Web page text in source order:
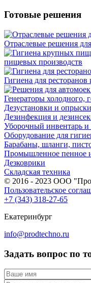
Готовые решения
Отраслевые решения
пищевых производств
Гигиена для
Генераторы холодного,
Дезустановки и
Дезинфекция и
Уборочный инвентарь и
Оборудование для
Барабаны, шланги,
Промышленное пенное
Дезковрики
Складская техника
© 2016 - 2023 ООО
Пользовательское
+7 (343) 318-27-65
Екатеринбург
info@prodtechno.ru
Задать вопрос по